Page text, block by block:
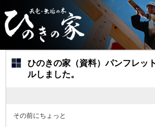
ひのきの家（資料）パンフレッ
ルしました。
その前にちょっと